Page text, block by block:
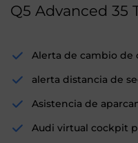
Q5 Advanced 35
Alerta de cambio de
alerta distancia de
Asistencia de
Audi virtual cockpit